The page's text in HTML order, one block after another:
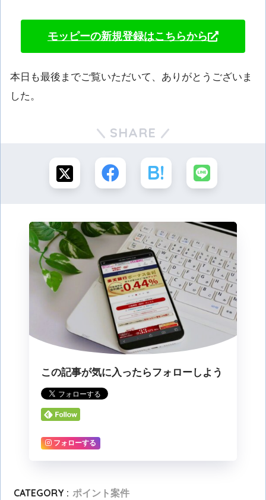
モッピーの新規登録はこちらから
本日も最後までご覧いただいて、ありがとうございま
した。
SHARE
この記事が気に入ったらフォローしよう
フォローする
CATEGORY : ポイント案件